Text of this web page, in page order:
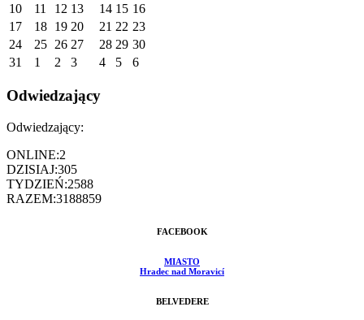
10
11 12 13 14 15 16
17
18 19 20 21 22 23
24
25 26 27 28 29 30
31
1 2 3 4 5 6
Odwiedzający
Odwiedzający:
ONLINE:2
DZISIAJ:305
TYDZIEŃ:2588
RAZEM:3188859
FACEBOOK
MIASTO
Hradec nad Moravicí
BELVEDERE